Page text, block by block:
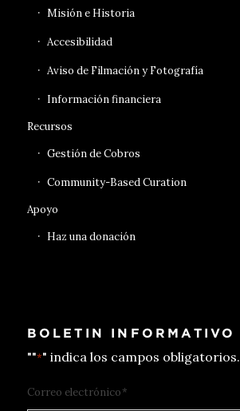
Misión e Historia
Accesibilidad
Aviso de Filmación y Fotografía
Información financiera
Recursos
Gestión de Cobros
Community-Based Curation
Apoyo
Haz una donación
BOLETIN INFORMATIVO
""*" indica los campos obligatorios.
Correo electrónico*